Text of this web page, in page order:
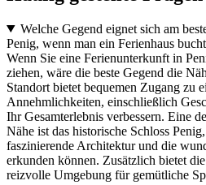
Welche Gegend eignet sich am
Penig, wenn man ein Ferienhaus
Wenn Sie eine Ferienunterkunft in
ziehen, wäre die beste Gegend die
Standort bietet bequemen Zugang zu
Annehmlichkeiten, einschließlich
Ihr Gesamterlebnis verbessern. Eine
Nähe ist das historische Schloss
faszinierende Architektur und die
erkunden können. Zusätzlich bietet
reizvolle Umgebung für gemütliche